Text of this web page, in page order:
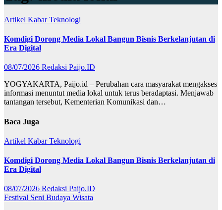
Artikel KabarTeknologi
Komdigi Dorong Media Lokal Bangun Bisnis Berkelanjutan di
Era Digital
08/07/2026 Redaksi Paijo.ID
YOGYAKARTA, Paijo.id – Perubahan cara masyarakat mengakses
informasi menuntut media lokal untuk terus beradaptasi. Menjawab
tantangan tersebut, Kementerian Komunikasi dan…
Baca Juga
Artikel KabarTeknologi
Komdigi Dorong Media Lokal Bangun Bisnis Berkelanjutan di
Era Digital
08/07/2026 Redaksi Paijo.ID
Festival Seni Budaya Wisata